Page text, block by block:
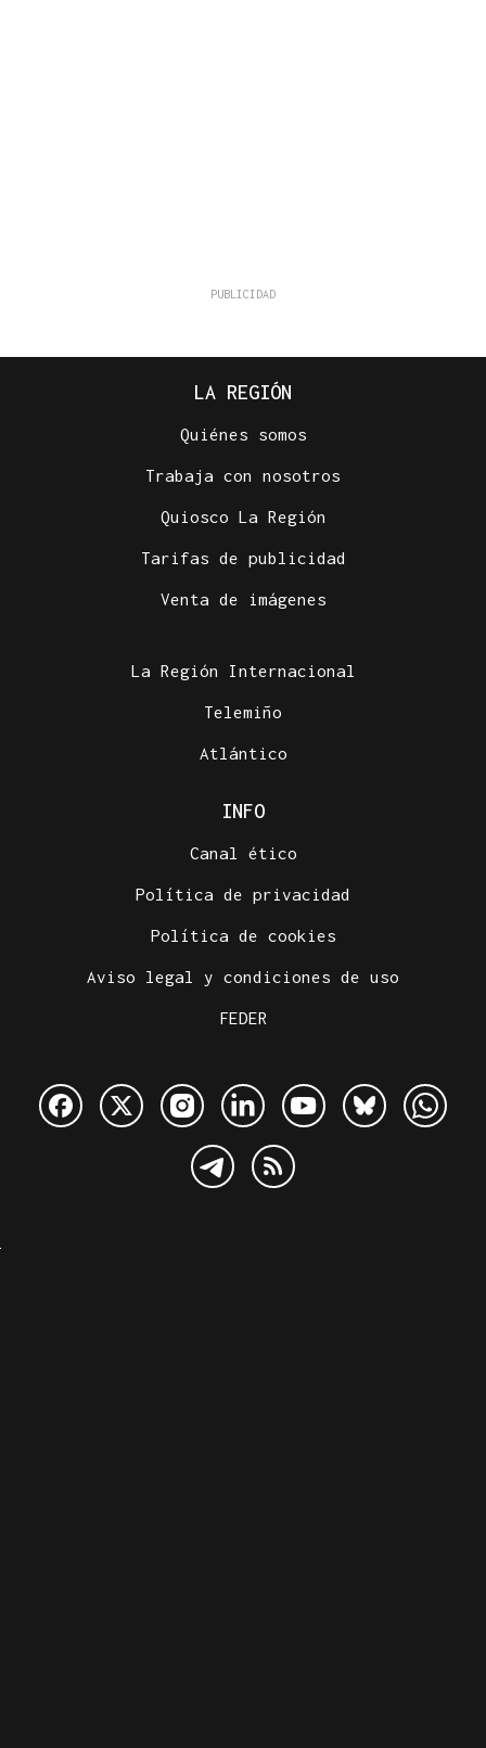
LA REGIÓN
Quiénes somos
Trabaja con nosotros
Quiosco La Región
Tarifas de publicidad
Venta de imágenes
La Región Internacional
Telemiño
Atlántico
INFO
Canal ético
Política de privacidad
Política de cookies
Aviso legal y condiciones de uso
FEDER